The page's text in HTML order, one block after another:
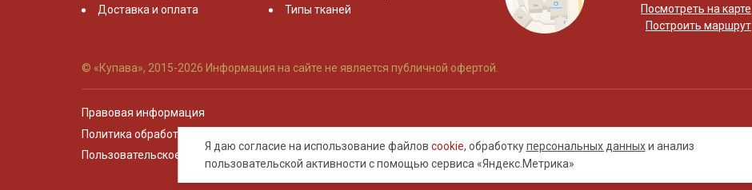
Я даю согласие на использование файлов cookie, обработкуперсональных данныхи анализ
пользовательской активности с помощью сервиса «Яндекс.Метрика»
Доставка и оплата
Типы тканей
Посмотреть на карте
Построить маршрут
© «Купава», 2015-2026 Информация на сайте не является публичной офертой.
Правовая информация
Политика обработки персональных данных
Пользовательское соглашение